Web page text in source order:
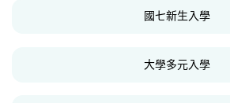
國七新生入學
大學多元入學